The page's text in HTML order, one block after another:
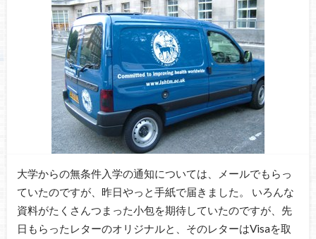
大学からの無条件入学の通知については、メールでもらっ
ていたのですが、昨日やっと手紙で届きました。 いろんな
資料がたくさんつまった小包を期待していたのですが、先
日もらったレターのオリジナルと、そのレターはVisaを取